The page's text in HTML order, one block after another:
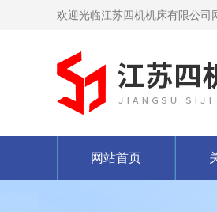
欢迎光临江苏四机机床有限公司
网站首页